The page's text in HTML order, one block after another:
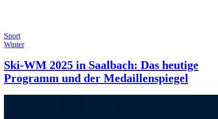
Sport
Winter
Ski-WM 2025 in Saalbach: Das heutige
Programm und der Medaillenspiegel